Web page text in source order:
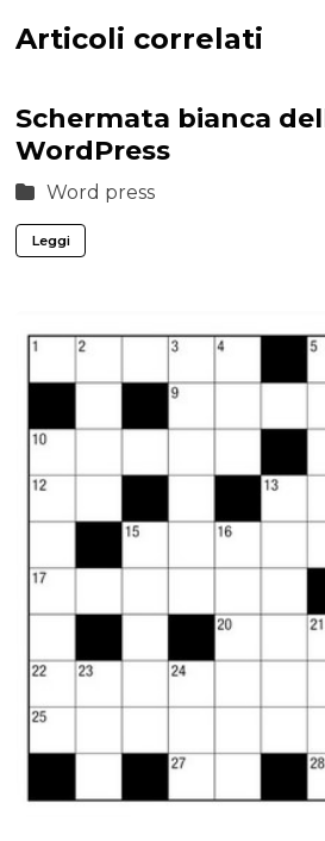
Articoli correlati
Schermata bianca
WordPress
Word press
Leggi